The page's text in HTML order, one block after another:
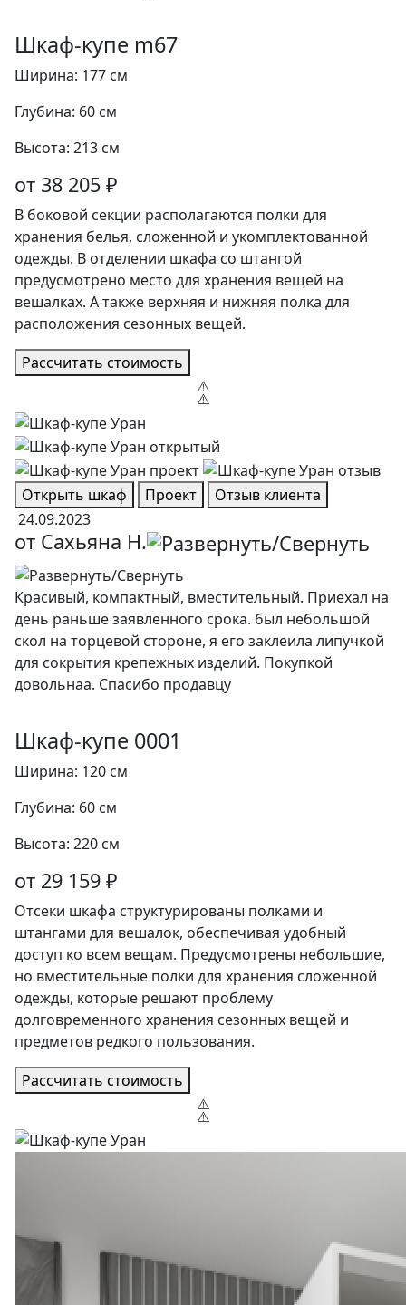
Шкаф-купе m67
Ширина: 177 см
Глубина: 60 см
Высота: 213 см
от 38 205 ₽
В боковой секции располагаются полки для
хранения белья, сложенной и укомплектованной
одежды. В отделении шкафа со штангой
предусмотрено место для хранения вещей на
вешалках. А также верхняя и нижняя полка для
расположения сезонных вещей.
Рассчитать стоимость
Открыть шкаф Проект
Отзыв клиента
24.09.2023
от Сахьяна Н.
Красивый, компактный, вместительный. Приехал на
день раньше заявленного срока. был небольшой
скол на торцевой стороне, я его заклеила липучкой
для сокрытия крепежных изделий. Покупкой
довольнаа. Спасибо продавцу
Шкаф-купе 0001
Ширина: 120 см
Глубина: 60 см
Высота: 220 см
от 29 159 ₽
Отсеки шкафа структурированы полками и
штангами для вешалок, обеспечивая удобный
доступ ко всем вещам. Предусмотрены небольшие,
но вместительные полки для хранения сложенной
одежды, которые решают проблему
долговременного хранения сезонных вещей и
предметов редкого пользования.
Рассчитать стоимость